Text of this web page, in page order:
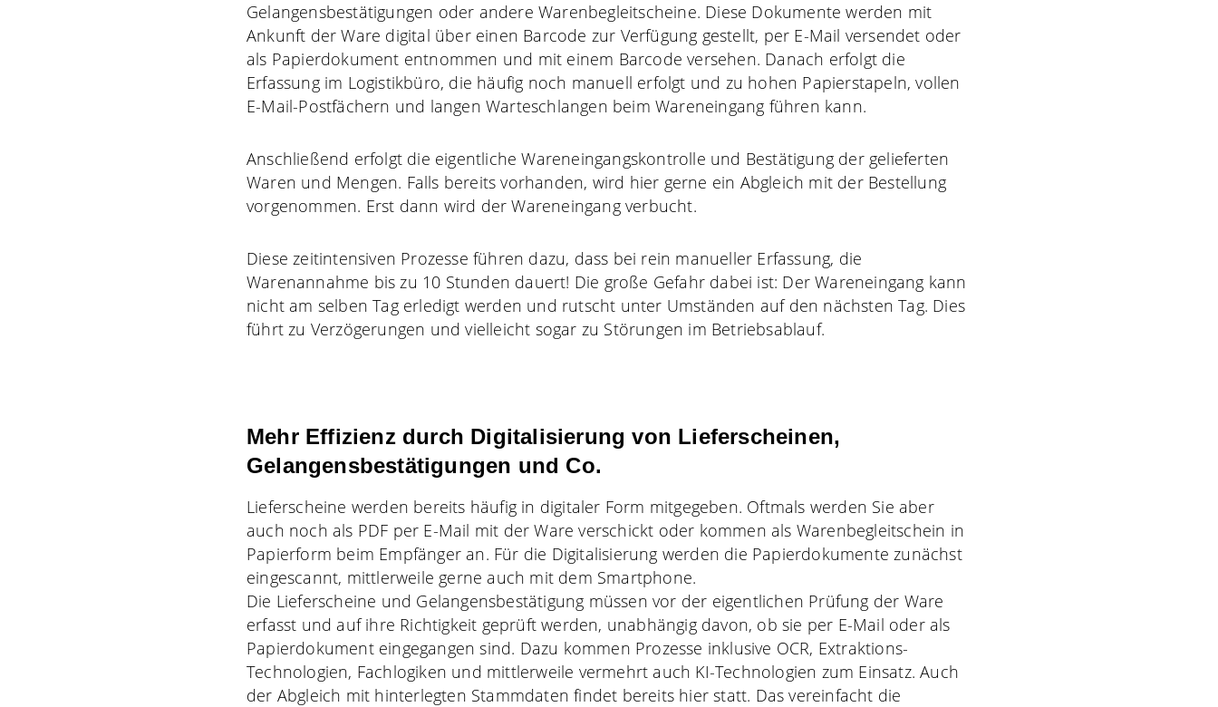
Gelangensbestätigungen oder andere Warenbegleitscheine. Diese Dokumente werden mit
Ankunft der Ware digital über einen Barcode zur Verfügung gestellt, per E-Mail versendet oder
als Papierdokument entnommen und mit einem Barcode versehen. Danach erfolgt die
Erfassung im Logistikbüro, die häufig noch manuell erfolgt und zu hohen Papierstapeln, vollen
E-Mail-Postfächern und langen Warteschlangen beim Wareneingang führen kann.
Anschließend erfolgt die eigentliche Wareneingangskontrolle und Bestätigung der gelieferten
Waren und Mengen. Falls bereits vorhanden, wird hier gerne ein Abgleich mit der Bestellung
vorgenommen. Erst dann wird der Wareneingang verbucht.
Diese zeitintensiven Prozesse führen dazu, dass bei rein manueller Erfassung, die
Warenannahme bis zu 10 Stunden dauert! Die große Gefahr dabei ist: Der Wareneingang kann
nicht am selben Tag erledigt werden und rutscht unter Umständen auf den nächsten Tag. Dies
führt zu Verzögerungen und vielleicht sogar zu Störungen im Betriebsablauf.
Mehr Effizienz durch Digitalisierung von Lieferscheinen,
Gelangensbestätigungen und Co.
Lieferscheine werden bereits häufig in digitaler Form mitgegeben. Oftmals werden Sie aber
auch noch als PDF per E-Mail mit der Ware verschickt oder kommen als Warenbegleitschein in
Papierform beim Empfänger an. Für die Digitalisierung werden die Papierdokumente zunächst
eingescannt, mittlerweile gerne auch mit dem Smartphone.
Die Lieferscheine und Gelangensbestätigung müssen vor der eigentlichen Prüfung der Ware
erfasst und auf ihre Richtigkeit geprüft werden, unabhängig davon, ob sie per E-Mail oder als
Papierdokument eingegangen sind. Dazu kommen Prozesse inklusive OCR, Extraktions-
Technologien, Fachlogiken und mittlerweile vermehrt auch KI-Technologien zum Einsatz. Auch
der Abgleich mit hinterlegten Stammdaten findet bereits hier statt. Das vereinfacht die